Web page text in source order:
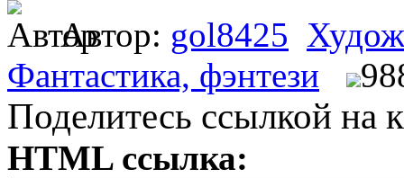
Автор: gol8425
Фантастика, фэнтези
Поделитесь ссылкой на
HTML ссылка: